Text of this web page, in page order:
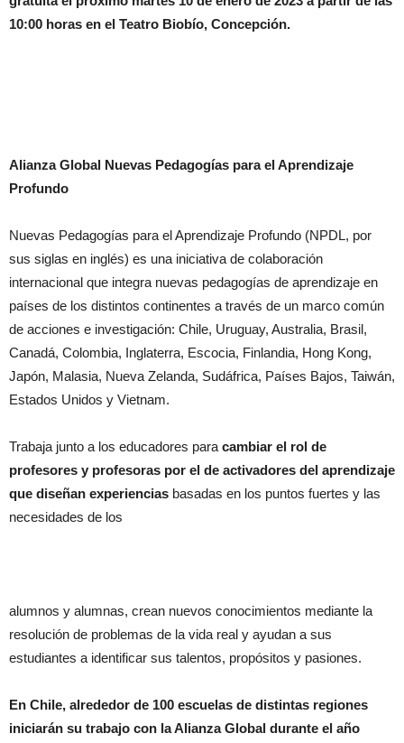
10:00 horas en el Teatro Biobío, Concepción.
Alianza Global Nuevas Pedagogías para el Aprendizaje
Profundo
Nuevas Pedagogías para el Aprendizaje Profundo (NPDL, por
sus siglas en inglés) es una iniciativa de colaboración
internacional que integra nuevas pedagogías de aprendizaje en
países de los distintos continentes a través de un marco común
de acciones e investigación: Chile, Uruguay, Australia, Brasil,
Canadá, Colombia, Inglaterra, Escocia, Finlandia, Hong Kong,
Japón, Malasia, Nueva Zelanda, Sudáfrica, Países Bajos, Taiwán,
Estados Unidos y Vietnam.
Trabaja junto a los educadores para cambiar el rol de
profesores y profesoras por el de activadores del aprendizaje
que diseñan experiencias basadas en los puntos fuertes y las
necesidades de los
alumnos y alumnas, crean nuevos conocimientos mediante la
resolución de problemas de la vida real y ayudan a sus
estudiantes a identificar sus talentos, propósitos y pasiones.
En Chile, alrededor de 100 escuelas de distintas regiones
iniciarán su trabajo con la Alianza Global durante el año